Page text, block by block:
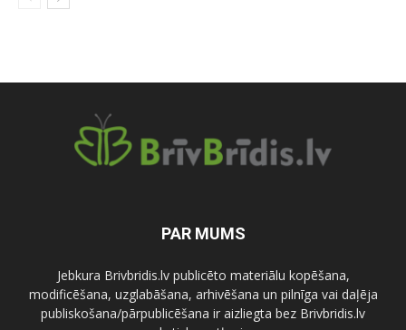
PAR MUMS
Jebkura Brivbridis.lv publicēto materiālu kopēšana,
modificēšana, uzglabāšana, arhivēšana un pilnīga vai daļēja
publiskošana/pārpublicēšana ir aizliegta bez Brivbridis.lv